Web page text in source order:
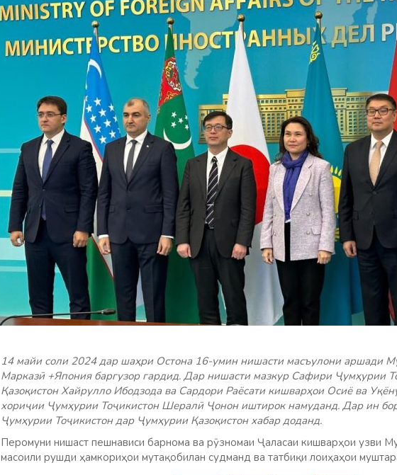
14 майи соли 2024 дар шаҳри Остона 16-умин нишасти масъулони аршади
Марказӣ +Япония баргузор гардид. Дар нишасти мазкур Сафири Ҷумҳурии
Қазоқистон Хайрулло Ибодзода ва Сардори Раёсати кишварҳои Осиё ва
хориҷии Ҷумҳурии Тоҷикистон Шералӣ Ҷонон иштирок намуданд. Дар ин
Ҷумҳурии Тоҷикистон дар Ҷумҳурии Қазоқистон хабар доданд.
Перомуни нишаст пешнависи барнома ва рӯзномаи Ҷаласаи кишварҳои узви
масоили рушди ҳамкориҳои мутақобилан судманд ва татбиқи лоиҳаҳои